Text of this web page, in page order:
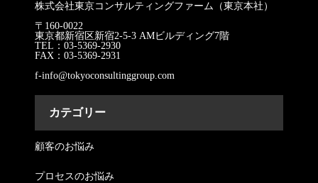
株式会社東京コンサルティングファーム（東京本社）
〒160-0022
東京都新宿区新宿2-5-3 AMビルディング7階
TEL：03-5369-2930
FAX：03-5369-2931
f-info@tokyoconsultinggroup.com
カテゴリー
顧客のお悩み
プロセスのお悩み